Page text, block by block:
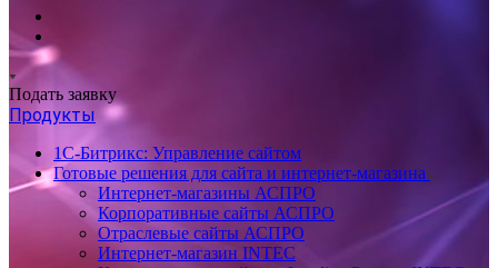
Подать заявку
Продукты
1С-Битрикс: Управление сайтом
Готовые решения для сайта и интернет-магазина
Интернет-магазины АСПРО
Корпоративные сайты АСПРО
Отраслевые сайты АСПРО
Интернет-магазин INTEC